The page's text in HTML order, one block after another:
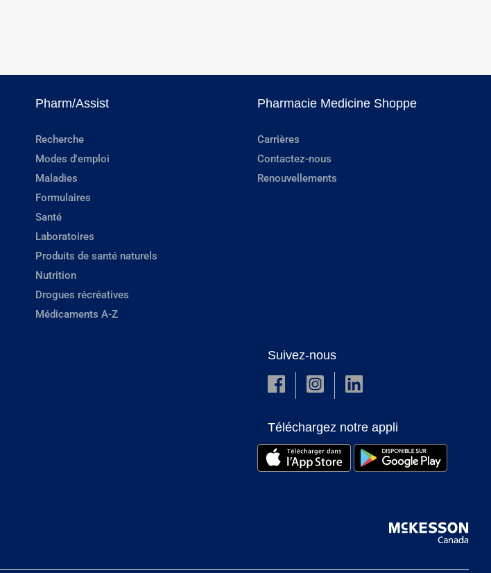
Pharm/Assist
Recherche
Modes d'emploi
Maladies
Formulaires
Santé
Laboratoires
Produits de santé naturels
Nutrition
Drogues récréatives
Médicaments A-Z
Pharmacie Medicine Shoppe
Carrières
Contactez-nous
Renouvellements
Suivez-nous
Téléchargez notre appli